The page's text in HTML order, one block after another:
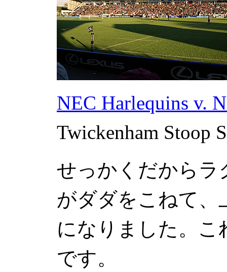
NEC Harlequins v.
Twickenham Stoop
せっかくだからラ
がダダをこねて、
になりました。こ
です。